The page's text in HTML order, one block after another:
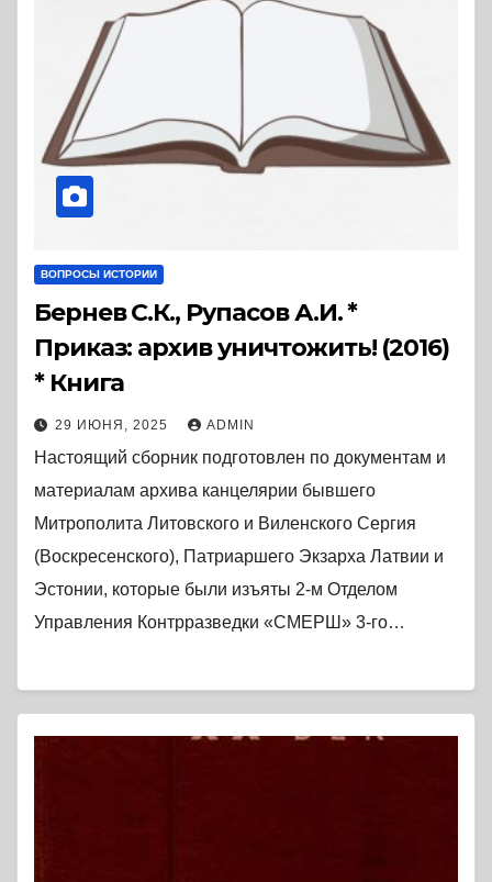
ВОПРОСЫ ИСТОРИИ
Бернев С.К., Рупасов А.И. *
Приказ: архив уничтожить! (2016)
* Книга
29 ИЮНЯ, 2025 ADMIN
Настоящий сборник подготовлен по документам и
материалам архива канцелярии бывшего
Митрополита Литовского и Виленского Сергия
(Воскресенского), Патриаршего Экзарха Латвии и
Эстонии, которые были изъяты 2-м Отделом
Управления Контрразведки «СМЕРШ» 3-го…